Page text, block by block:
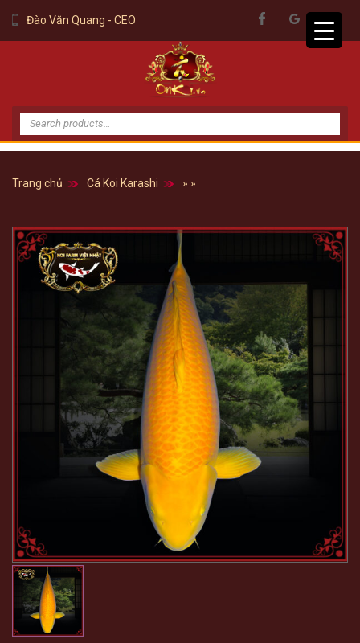
Đào Văn Quang - CEO
Tìm
kiếm:
Trang chủ » »
Cá Koi Karashi